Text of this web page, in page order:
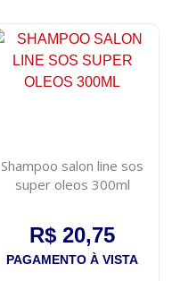
Shampoo salon line sos
super oleos 300ml
R$ 20,75
PAGAMENTO À VISTA